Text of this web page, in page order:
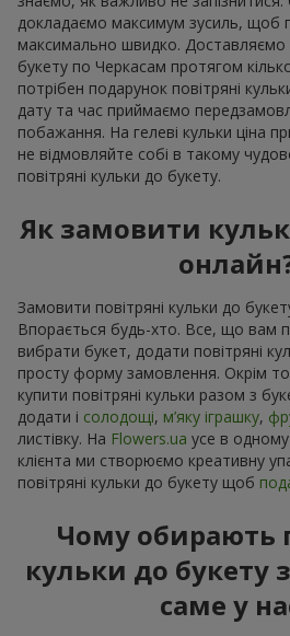
докладаємо максимум зусиль, щоб
максимально швидко. Доставляємо
букету по Черкасам протягом
потрібен подарунок повітряні
дату та час приймаємо
побажання. На гелеві кульки ціна
не відмовляйте собі в такому
повітряні кульки до букету.
Як замовити
Замовити повітряні кульки до
Впорається будь-хто. Все, що вам
вибрати букет, додати повітряні
просту форму замовлення. Окрім
купити повітряні кульки разом з
додати і солодощі, м’яку іграшку,
листівку. На Flowers.ua усе в
клієнта ми створюємо креативну
повітряні кульки до букету щоб
Чому обирають
кульки до букету
саме у